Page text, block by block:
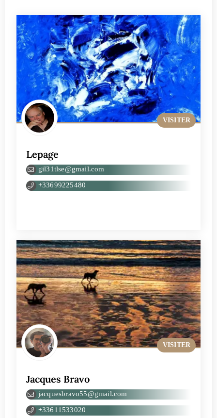
Lepage
gil31tlse@gmail.com
+33699225480
VISITER
Jacques Bravo
jacquesbravo55@gmail.com
+33611533020
VISITER